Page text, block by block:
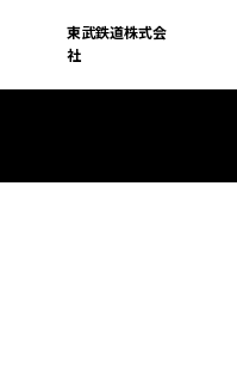
ACCESS
アクセス
東武鉄道株式会
社